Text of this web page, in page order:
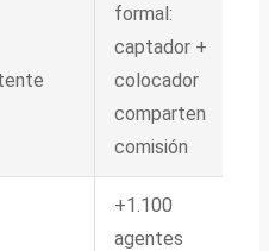
formal:
captador +
colocador
comparten
comisión
+1.100
agentes